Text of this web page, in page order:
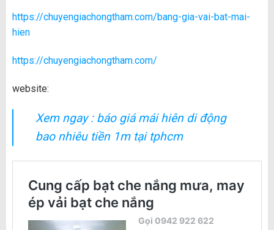
https://chuyengiachongtham.com/bang-gia-vai-bat-mai-
hien
https://chuyengiachongtham.com/
website:
Xem ngay : báo giá mái hiên di động
bao nhiêu tiền 1m tại tphcm